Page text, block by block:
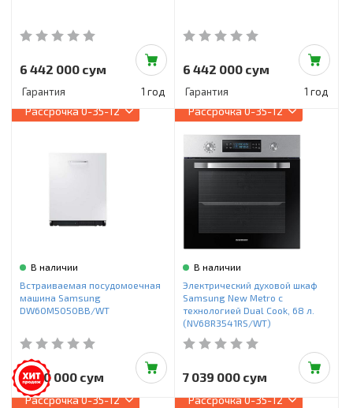
6 442 000 сум
Гарантия 1 год
6 442 000 сум
Гарантия 1 год
Рассрочка0-35-12
В наличии
Встраиваемая посудомоечная
машина Samsung
DW60M5050BB/WT
6 910 000 сум
Рассрочка0-35-12
В наличии
Электрический духовой шкаф
Samsung New Metro c
технологией Dual Cook, 68 л.
(NV68R3541RS/WT)
7 039 000 сум
Рассрочка0-35-12 Рассрочка0-35-12